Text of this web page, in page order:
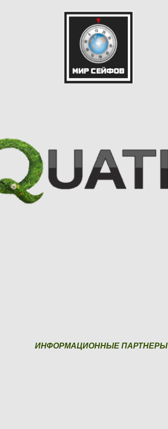
ИНФОРМАЦИОННЫЕ ПАРТНЕРЫ